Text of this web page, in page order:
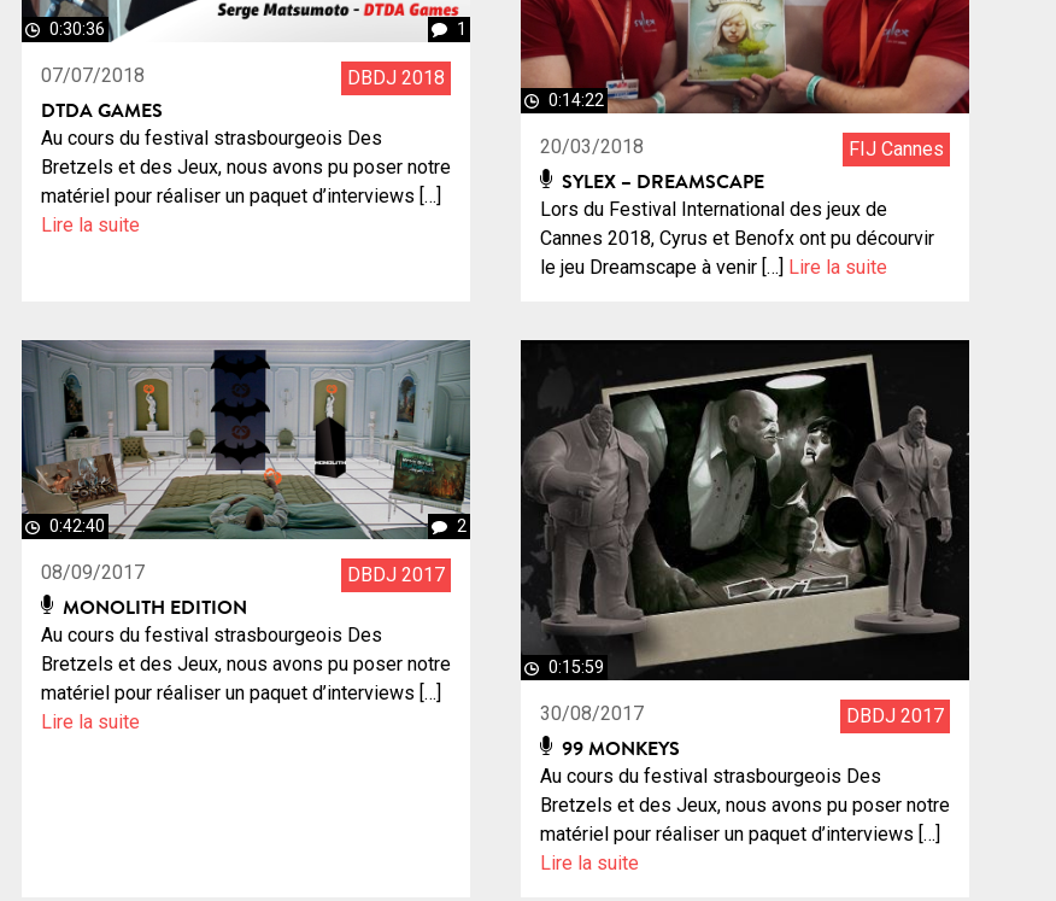
0:30:36 1
07/07/2018 DBDJ 2018
DTDA GAMES
Au cours du festival strasbourgeois Des
Bretzels et des Jeux, nous avons pu poser notre
matériel pour réaliser un paquet d’interviews […]
Lire la suite
0:14:22
20/03/2018 FIJ Cannes
SYLEX – DREAMSCAPE
Lors du Festival International des jeux de
Cannes 2018, Cyrus et Benofx ont pu décourvir
le jeu Dreamscape à venir […] Lire la suite
0:42:40 2
08/09/2017 DBDJ 2017
MONOLITH EDITION
Au cours du festival strasbourgeois Des
Bretzels et des Jeux, nous avons pu poser notre
matériel pour réaliser un paquet d’interviews […]
Lire la suite
0:15:59
30/08/2017 DBDJ 2017
99 MONKEYS
Au cours du festival strasbourgeois Des
Bretzels et des Jeux, nous avons pu poser notre
matériel pour réaliser un paquet d’interviews […]
Lire la suite